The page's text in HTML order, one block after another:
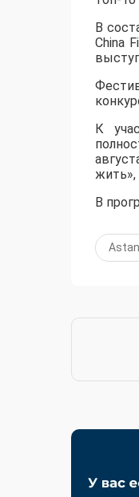
В
China
К
жить»,
В